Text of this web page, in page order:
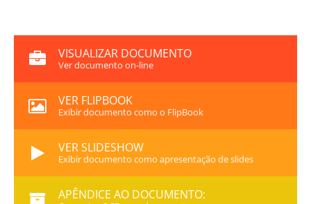
VISUALIZAR DOCUMENTO
Ver documento on-line
VER FLIPBOOK
Exibir documento como o FlipBook
VER SLIDESHOW
Exibir documento como apresentação de slides
APÊNDICE AO DOCUMENTO: